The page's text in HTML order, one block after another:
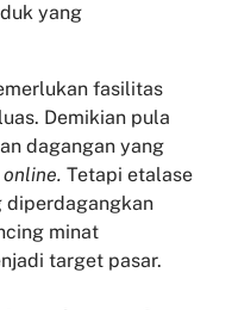
yang
fasilitas
Demikian pula
dagangan yang
online. Tetapi etalase
diperdagangkan
minat
target pasar.